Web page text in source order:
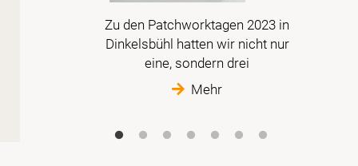
Zu den Patchworktagen 2023 in
Dinkelsbühl hatten wir nicht nur
eine, sondern drei
Mehr